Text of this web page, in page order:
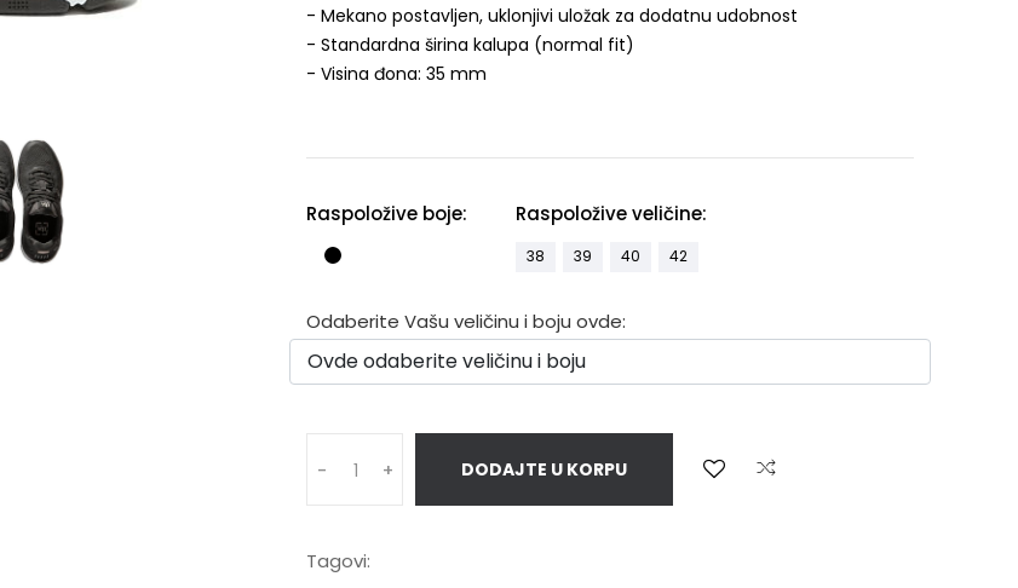
- Mekano postavljen, uklonjivi uložak za dodatnu udobnost
- Standardna širina kalupa (normal fit)
- Visina đona: 35 mm
Raspoložive boje: Raspoložive veličine:
38 39 40 42
Odaberite Vašu veličinu i boju ovde:
- + DODAJTE U KORPU
Tagovi: